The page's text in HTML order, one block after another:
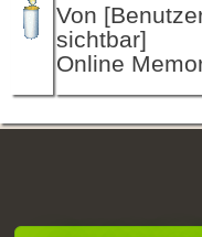
Von
sichtbar]
Online